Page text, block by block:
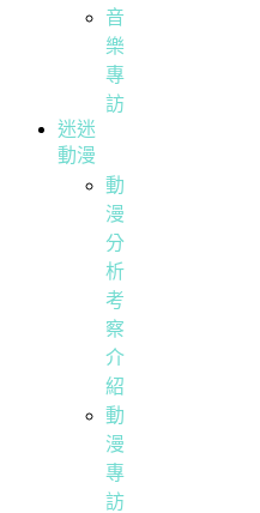
音
樂
專
訪
迷迷
動漫
動
漫
分
析
考
察
介
紹
動
漫
專
訪